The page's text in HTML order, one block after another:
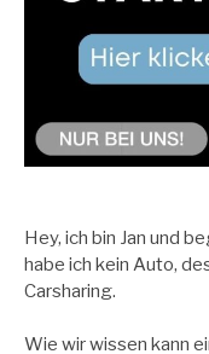
Hey, ich bin Jan und
habe ich kein Auto,
Carsharing.
Wie wir wissen kann